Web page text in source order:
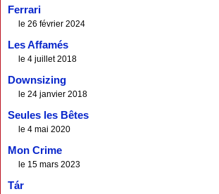
Ferrari
le 26 février 2024
Les Affamés
le 4 juillet 2018
Downsizing
le 24 janvier 2018
Seules les Bêtes
le 4 mai 2020
Mon Crime
le 15 mars 2023
Tár